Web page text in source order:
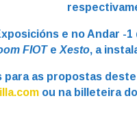
e no Andar -
FIOTe Xesto, a
as propostas
ou na billeteira